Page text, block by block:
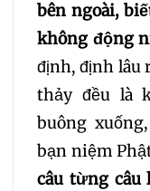
bên ngoài,
không động
định, định lâu
thảy đều là
buông
bạn niệm
câu từng